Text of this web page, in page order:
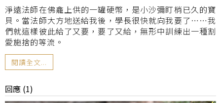
淨遠法師在佛龕上供的一罐硬幣，是小沙彌盯梢已久的寶
貝。當法師大方地送給我後，學長很快就向我要了……我
們就這樣彼此給了又要，要了又給，無形中訓練出一種割
愛施捨的等流。
閱讀全文...
回應 (1)